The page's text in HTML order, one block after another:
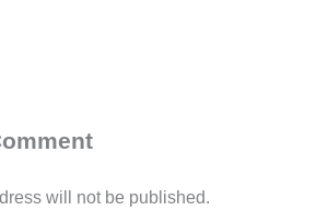
will not be published.